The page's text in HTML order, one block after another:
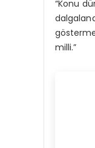
“Konu
milli.”